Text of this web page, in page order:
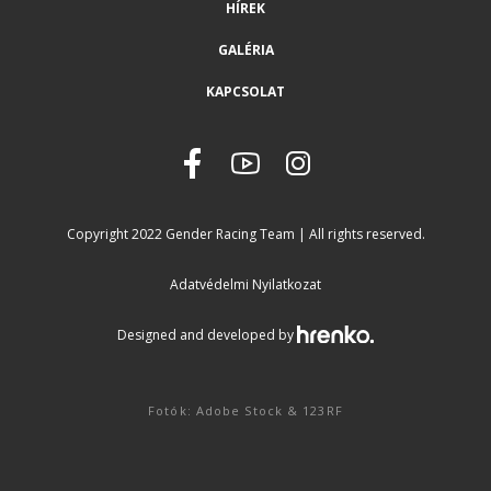
HÍREK
GALÉRIA
KAPCSOLAT
Copyright 2022 Gender Racing Team | All rights reserved.
Adatvédelmi Nyilatkozat
Designed and developed by
Fotók: Adobe Stock & 123RF